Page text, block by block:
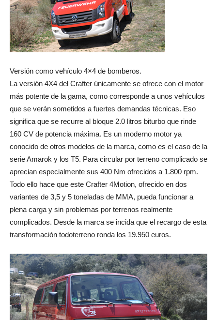
Versión como vehículo 4×4 de bomberos.
La versión 4X4 del Crafter únicamente se ofrece con el motor
más potente de la gama, como corresponde a unos vehículos
que se verán sometidos a fuertes demandas técnicas. Eso
significa que se recurre al bloque 2.0 litros biturbo que rinde
160 CV de potencia máxima. Es un moderno motor ya
conocido de otros modelos de la marca, como es el caso de la
serie Amarok y los T5. Para circular por terreno complicado se
aprecian especialmente sus 400 Nm ofrecidos a 1.800 rpm.
Todo ello hace que este Crafter 4Motion, ofrecido en dos
variantes de 3,5 y 5 toneladas de MMA, pueda funcionar a
plena carga y sin problemas por terrenos realmente
complicados. Desde la marca se incida que el recargo de esta
transformación todoterreno ronda los 19.950 euros.